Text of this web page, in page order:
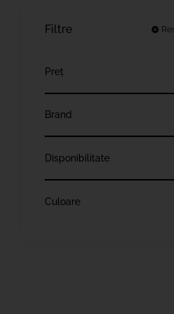
Filtre
Preț
Brand
Disponibilitate
Culoare